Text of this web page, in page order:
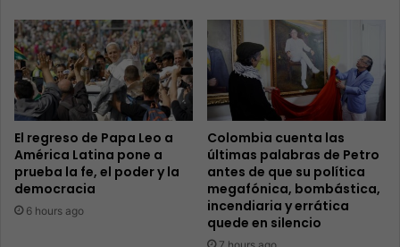
El regreso de Papa Leo a
América Latina pone a
prueba la fe, el poder y la
democracia
6 hours ago
Colombia cuenta las
últimas palabras de Petro
antes de que su política
megafónica, bombástica,
incendiaria y errática
quede en silencio